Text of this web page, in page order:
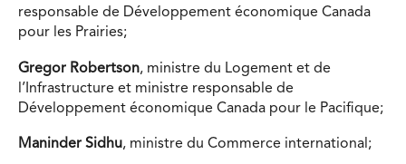
responsable de Développement économique Canada
pour les Prairies;
Gregor Robertson, ministre du Logement et de
l’Infrastructure et ministre responsable de
Développement économique Canada pour le Pacifique;
Maninder Sidhu, ministre du Commerce international;